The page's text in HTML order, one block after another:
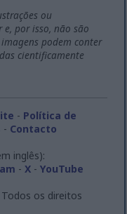
ou
por isso, não são
podem conter
cientificamente
- Política de
- Contacto
inglês):
- X- YouTube
os direitos